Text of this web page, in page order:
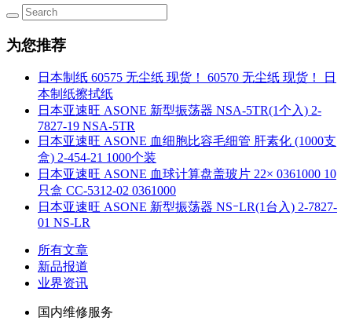
为您推荐
日本制纸 60575 无尘纸 现货！ 60570 无尘纸 现货！ 日
本制纸擦拭纸
日本亚速旺 ASONE 新型振荡器 NSA-5TR(1个入) 2-
7827-19 NSA-5TR
日本亚速旺 ASONE 血细胞比容毛细管 肝素化 (1000支
盒) 2-454-21 1000个装
日本亚速旺 ASONE 血球计算盘盖玻片 22× 0361000 10
只盒 CC-5312-02 0361000
日本亚速旺 ASONE 新型振荡器 NSｰLR(1台入) 2-7827-
01 NS-LR
所有文章
新品报道
业界资讯
国内维修服务